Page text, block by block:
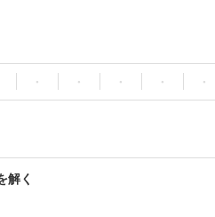
・ ・ ・ ・ ・
解く